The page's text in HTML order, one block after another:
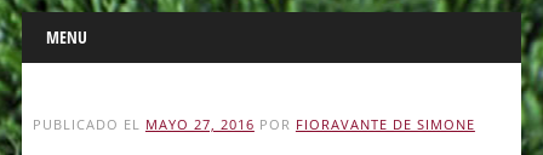
Main menu
Skip
to
content
MENU
PUBLICADO EL MAYO 27, 2016 POR FIORAVANTE DE SIMONE